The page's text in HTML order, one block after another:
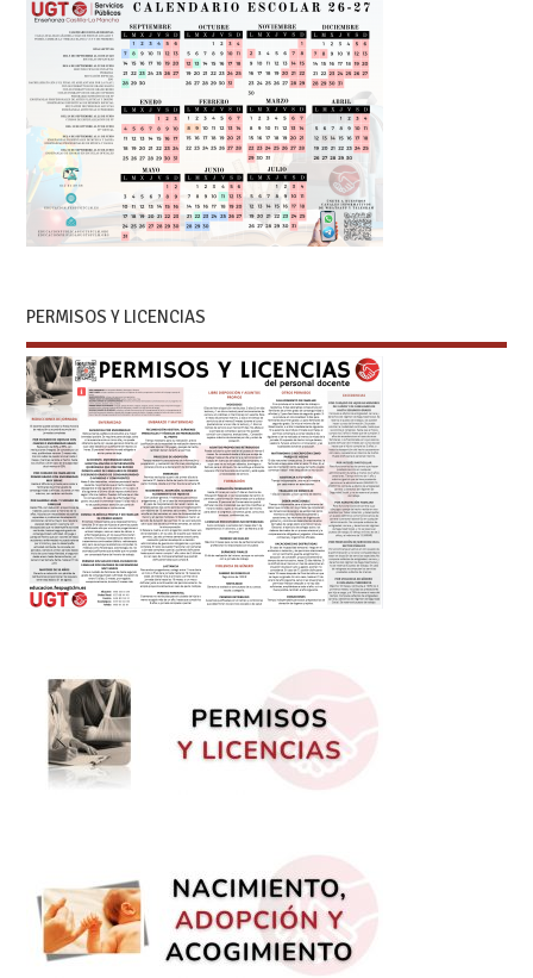
PERMISOS Y LICENCIAS